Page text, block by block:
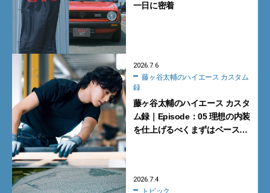
一日に密着
2026.7.6
藤ヶ谷太輔のハイエース カスタム
録
藤ヶ谷太輔のハイエース カスタ
ム録｜Episode：05 理想の内装
を仕上げるべくまずはベースを
2026.7.4
トピック